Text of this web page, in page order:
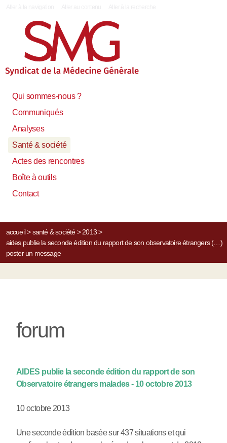
Qui sommes-nous ?
Communiqués
Analyses
Santé & société
Actes des rencontres
Boîte à outils
Contact
accueil> santé & société> 2013>
aides publie la seconde édition du rapport de son observatoire étrangers (…)
poster un message
forum
AIDES publie la seconde édition du rapport de son
Observatoire étrangers malades - 10 octobre 2013
10 octobre 2013
Une seconde édition basée sur 437 situations et qui